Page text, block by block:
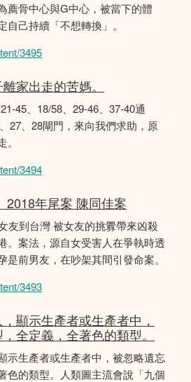
薦骨中心與G中心，被當下的體
己持續「不想轉換」。
3495
家出走的苦媽。
45、18/58、29-46、37-40通
27、28閘門，來向我們求助，原
3494
2018年尾案 陳同佳案
友到台灣 被女友的挑釁帶來凶殺
。案法，源自女受害人在爭執時透
是前男友，在吵架其間引發命案。
3493
顯示生產者或生產者中，
全定義，全著色的類型。
示生產者或生產者中，被忽略遺忘
色的類型。人類圖主流會說「九個